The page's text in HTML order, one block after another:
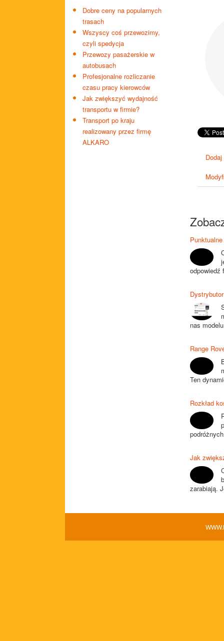
Dobre ceny na popularnych
trasach
Wszyscy coś przewozimy,
czyli spedycja
Przewozy pasażerskie w
autobusach
Profesjonalne rozliczanie
czasu pracy kierowców
Jak zwiększyć wydajność
transportu w firmie?
Transport po kraju
realizowany przez firmę
ALKARO
odpowiedź
nas
Range
Ten
Rozkład
Jak
zarabiają.